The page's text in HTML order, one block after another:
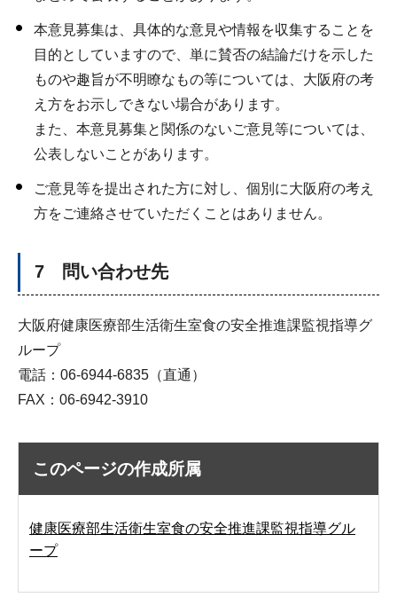
本意見募集は、具体的な意見や情報を収集することを
目的としていますので、単に賛否の結論だけを示した
ものや趣旨が不明瞭なもの等については、大阪府の考
え方をお示しできない場合があります。
また、本意見募集と関係のないご意見等については、
公表しないことがあります。
ご意見等を提出された方に対し、個別に大阪府の考え
方をご連絡させていただくことはありません。
7 問い合わせ先
大阪府健康医療部生活衛生室食の安全推進課監視指導グ
ループ
電話：06-6944-6835（直通）
FAX：06-6942-3910
このページの作成所属
健康医療部生活衛生室食の安全推進課監視指導グル
ープ